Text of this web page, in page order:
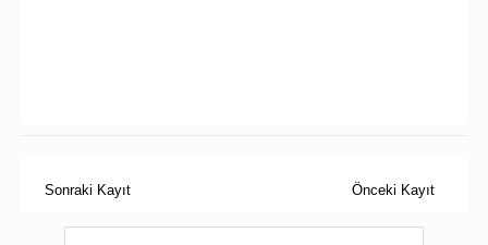
Sonraki Kayıt Önceki Kayıt